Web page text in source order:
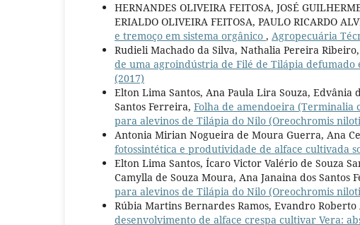
HERNANDES OLIVEIRA FEITOSA, JOSÉ
ERIALDO OLIVEIRA FEITOSA, PAULO RICARDO
e tremoço em sistema orgânico , Agropecuária
Rudieli Machado da Silva, Nathalia Pereira
de uma agroindústria de Filé de Tilápia defumado
(2017)
Elton Lima Santos, Ana Paula Lira Souza, Edvânia
Santos Ferreira, Folha de amendoeira (Terminalia
para alevinos de Tilápia do Nilo (Oreochromis
Antonia Mirian Nogueira de Moura Guerra, Ana
fotossintética e produtividade de alface cultivada
Elton Lima Santos, Ícaro Victor Valério de Souza
Camylla de Souza Moura, Ana Janaina dos Santos
para alevinos de Tilápia do Nilo (Oreochromis
Rúbia Martins Bernardes Ramos, Evandro
desenvolvimento de alface crespa cultivar Vera: